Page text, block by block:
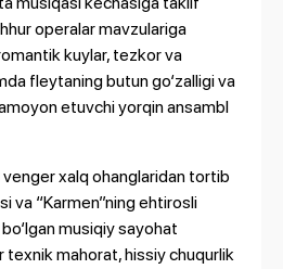
operalar mavzulariga
kuylar, tezkor va
fleytaning butun go‘zalligi va
etuvchi yorqin ansambl
xalq ohanglaridan tortib
va “Karmen”ning ehtirosli
musiqiy sayohat
texnik mahorat, hissiy chuqurlik